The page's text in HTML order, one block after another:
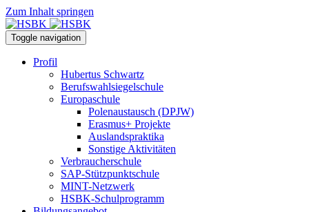
Zum Inhalt springen
Toggle navigation
Profil
Hubertus Schwartz
Berufswahlsiegelschule
Europaschule
Polenaustausch (DPJW)
Erasmus+ Projekte
Auslandspraktika
Sonstige Aktivitäten
Verbraucherschule
SAP-Stützpunktschule
MINT-Netzwerk
HSBK-Schulprogramm